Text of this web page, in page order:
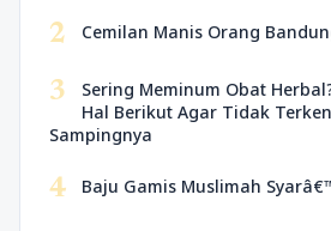
2 Cemilan Manis Orang
3
Sering Meminum Obat
Hal Berikut Agar Tidak
Sampingnya
4 Baju Gamis Muslimah